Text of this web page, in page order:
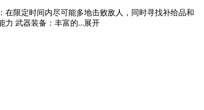
在限定时间内尽可能多地击败敌人，同时寻找补给品和
力 武器装备：丰富的...展开